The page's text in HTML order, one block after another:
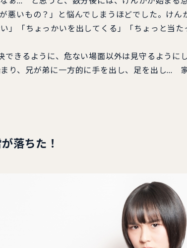
悪いもの？」と悩んでしまうほどでした。け
」「ちょっかいを出してくる」「ちょっと当た
できるように、危ない場面以外は見守るように
り、兄が弟に一方的に手を出し、足を出し…
落ちた！